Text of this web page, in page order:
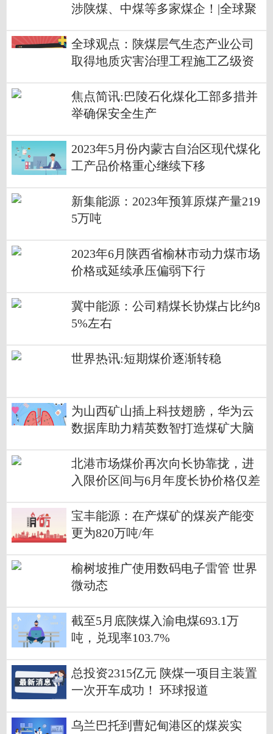
涉陕煤、中煤等多家煤企！|全球聚
全球观点：陕煤层气生态产业公司
取得地质灾害治理工程施工乙级资
焦点简讯:巴陵石化煤化工部多措并
举确保安全生产
2023年5月份内蒙古自治区现代煤化
工产品价格重心继续下移
新集能源：2023年预算原煤产量219
5万吨
2023年6月陕西省榆林市动力煤市场
价格或延续承压偏弱下行
冀中能源：公司精煤长协煤占比约8
5%左右
世界热讯:短期煤价逐渐转稳
为山西矿山插上科技翅膀，华为云
数据库助力精英数智打造煤矿大脑
北港市场煤价再次向长协靠拢，进
入限价区间与6月年度长协价格仅差
宝丰能源：在产煤矿的煤炭产能变
更为820万吨/年
榆树坡推广使用数码电子雷管 世界
微动态
截至5月底陕煤入渝电煤693.1万
吨，兑现率103.7%
总投资2315亿元 陕煤一项目主装置
一次开车成功！ 环球报道
乌兰巴托到曹妃甸港区的煤炭实